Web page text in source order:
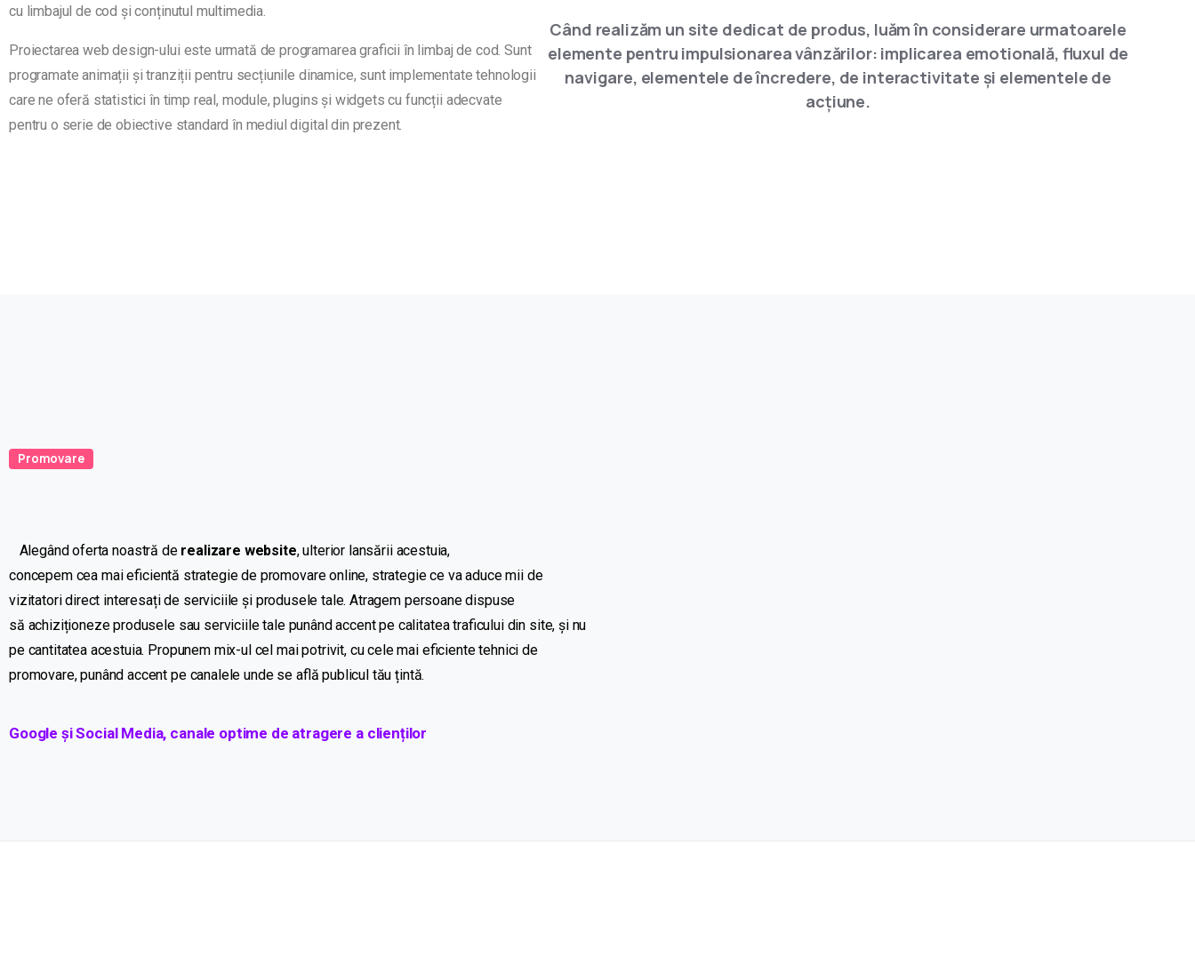
cu limbajul de cod și conținutul multimedia.
Proiectarea web design-ului este urmată de programarea graficii în limbaj de cod. Sunt
programate animații și tranziții pentru secțiunile dinamice, sunt implementate tehnologii
care ne oferă statistici în timp real, module, plugins și widgets cu funcții adecvate
pentru o serie de obiective standard în mediul digital din prezent.
Când realizăm un site dedicat de produs, luăm în considerare urmatoarele
elemente pentru impulsionarea vânzărilor: implicarea emotională, fluxul de
navigare, elementele de încredere, de interactivitate și elementele de
acțiune.
Promovare
Alegând oferta noastră de realizare website, ulterior lansăriiacestuia,
concepem cea mai eficientă strategie de promovare online, strategie ce vaaducemiide
vizitatori direct interesațide serviciileșiprodusele tale. Atragem persoane dispuse
să achiziționezeprodusele sau serviciile tale punândaccent pe calitateatraficului din site,șinu
pe cantitatea acestuia. Propunem mix-ul cel mai potrivit, cu cele mai eficientetehnici de
promovare,punând accent pe canalele unde se află publicul tău țintă.
Google și Social Media, canale optime de atragere a clienților